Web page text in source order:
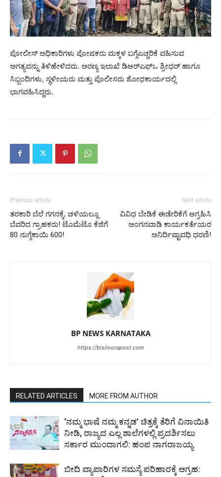
ಪೋಲೀಸ್ ಅಧಿಕಾರಿಗಳು ಪೋಷಕರು ಮಕ್ಕಳ ಬಗ್ಗೆಎಚ್ಚರಿಕೆ ವಹಿಸುವ
ಅಗತ್ಯವನ್ನು ತಿಳಿಹೇಳಿದರು. ಅರಣ್ಯ ಇಲಾಖೆ ಡಿಆರ್‌ಎಫ್‌ಒ ಶ್ರೀಧರ್ ಹಾಗೂ
ಸಿಬ್ಬಂದಿಗಳು, ಸ್ಥಳೀಯರು ಮತ್ತು ಪೊಲೀಸರು ಶೋಧಕಾರ್ಯದಲ್ಲಿ
ಭಾಗವಹಿಸಿದ್ದರು.
Previous article
ತರಕಾರಿ ಬೆಲೆ ಗಗನಕ್ಕೆ; ಚಳಿಯಲ್ಲೂ
ಬೆವರಿದ ಗ್ರಾಹಕರು! ಟೊಮೆಟೊ ಕೆಜಿಗೆ
80 ನುಗ್ಗೆಕಾಯಿ 600!
Next article
ವಿವಿಧ ಬೇಡಿಕೆ ಈಡೇರಿಕೆಗೆ ಆಗ್ರಹಿಸಿ
ಅಂಗನವಾಡಿ ಕಾರ್ಯಕರ್ತೆಯರ
ಅನಿರ್ದಿಷ್ಟಾವಧಿ ಧರಣಿ!
BP NEWS KARNATAKA
https://bisiloorapost.com
RELATED ARTICLES MORE FROM AUTHOR
‘ನಮ್ಮ ಭಾಷೆ ನಮ್ಮ ಕನ್ನಡ’ ಚಿತ್ರಕ್ಕೆ ತೆರಿಗೆ ವಿನಾಯಿತಿ
ನೀಡಿ, ರಾಜ್ಯದ ಎಲ್ಲ ಶಾಲೆಗಳಲ್ಲಿ ಪ್ರದರ್ಶಿಸಲು
ಸರ್ಕಾರ ಮುಂದಾಗಲಿ: ಹಂಪ ನಾಗರಾಜಯ್ಯ
ಬೀದಿ ವ್ಯಾಪಾರಿಗಳ ಸಮಸ್ಯೆ ಪರಿಹಾರಕ್ಕೆ ಆಗ್ರಹ: